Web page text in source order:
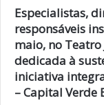
Especialistas,
responsáveis
maio, no
dedicada à
iniciativa
– Capital Verde